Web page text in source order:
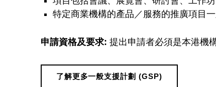
劃
(
特定商業機構的產品／服務的推廣項目一
申請資格及要求: 提出申請者必須是本港機
了解更多一般支援計劃 (GSP)